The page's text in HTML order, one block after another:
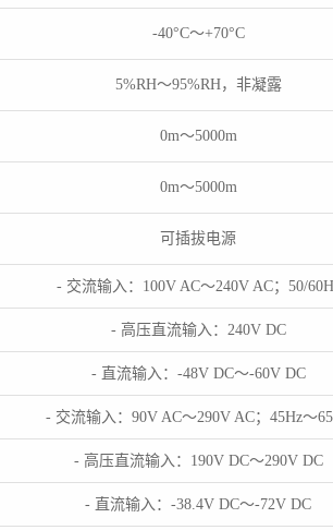
-40°C～+70°C
5%RH～95%RH，非凝露
0m～5000m
0m～5000m
可插拔电源
- 交流输入：100V AC～240V AC；50/
- 高压直流输入：240V DC
- 直流输入：-48V DC～-60V DC
- 交流输入：90V AC～290V AC；45Hz～
- 高压直流输入：190V DC～290V DC
- 直流输入：-38.4V DC～-72V DC